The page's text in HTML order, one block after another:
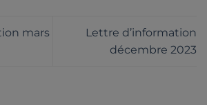
mars
Lettre d’information
décembre 2023